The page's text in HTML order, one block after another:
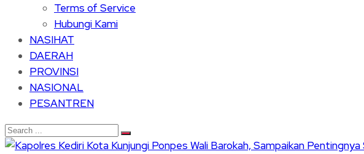
Terms of Service
Hubungi Kami
NASIHAT
DAERAH
PROVINSI
NASIONAL
PESANTREN